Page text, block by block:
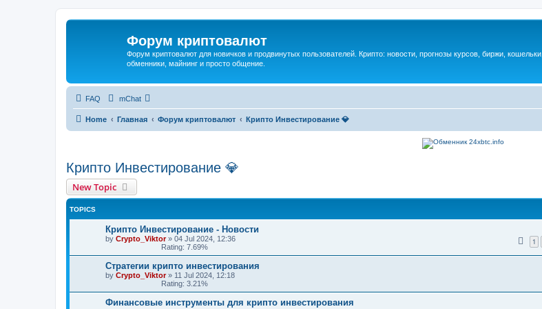
Форум криптовалют
Форум криптовалют для новичков и продвинутых пользователей. Крипто: новости, прогнозы курсов, биржи, кошельки,
обменники, майнинг и просто общение.
FAQ mChat
Home Главная Форум криптовалют Крипто Инвестирование 💎
Крипто Инвестирование 💎
New Topic
TOPICS
Крипто Инвестирование - Новости
by Crypto_Viktor» 04 Jul 2024, 12:36 1
Rating: 7.69%
Стратегии крипто инвестирования
by Crypto_Viktor» 11 Jul 2024, 12:18
Rating: 3.21%
Финансовые инструменты для крипто инвестирования